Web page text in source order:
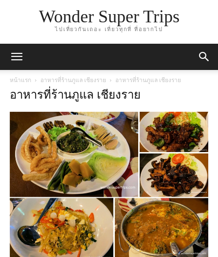
Wonder Super Trips
ไปเที่ยวกันเถอะ เที่ยวทุกที่ ที่อยากไป
หน้าแรก อาหารที่ร้านภูแล เชียงราย อาหารที่ร้านภูแล เชียงราย
อาหารที่ร้านภูแล เชียงราย